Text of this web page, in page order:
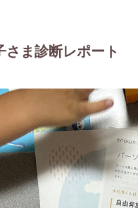
ま診断レポート